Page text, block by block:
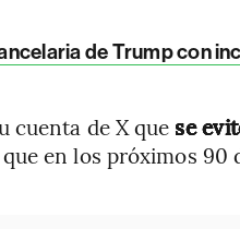
de Trump con
cuenta de X que se
en los próximos 90